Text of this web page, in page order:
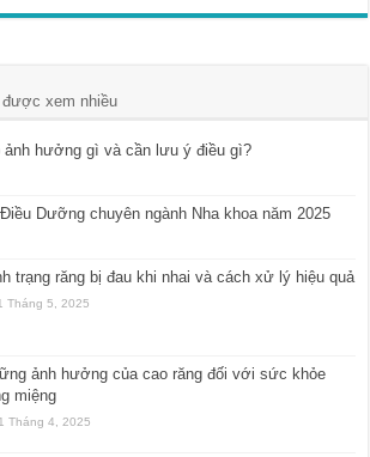
được xem nhiều
ảnh hưởng gì và cần lưu ý điều gì?
Dưỡng chuyên ngành Nha khoa năm 2025
trạng răng bị đau khi nhai và cách xử lý hiệu quả
Tháng 5, 2025
ảnh hưởng của cao răng đối với sức khỏe
miệng
Tháng 4, 2025